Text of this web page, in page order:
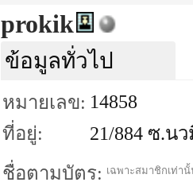
prokik
ข้อมูลทั่วไป
หมายเลข: 14858
ที่อยู่:
21/884 ซ.น
ชื่อตามบัตร: เฉพาะสมาชิกเท่า